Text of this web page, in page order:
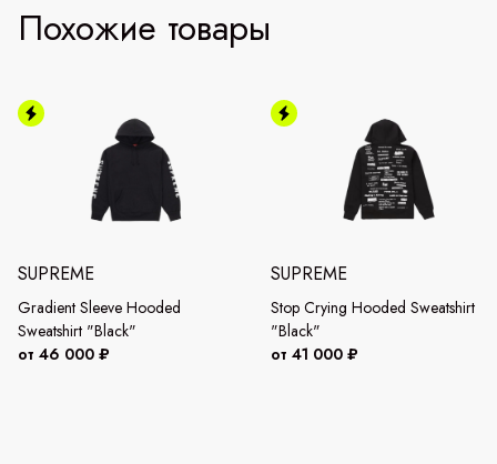
Похожие товары
SUPREME
Gradient Sleeve Hooded
Sweatshirt "Black"
от 46 000 ₽
SUPREME
Stop Crying Hooded Sweatshirt
"Black"
от 41 000 ₽